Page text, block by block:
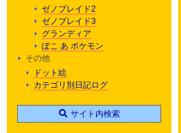
ゼノブレイド2
ゼノブレイド3
グランディア
ぽこ あ ポケモン
その他
ドット絵
カテゴリ別日記ログ
サイト内検索